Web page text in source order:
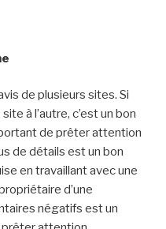
de plusieurs sites. Si
à l’autre, c’est un bon
de prêter attention
de détails est un bon
en travaillant avec une
d’une
négatifs est un